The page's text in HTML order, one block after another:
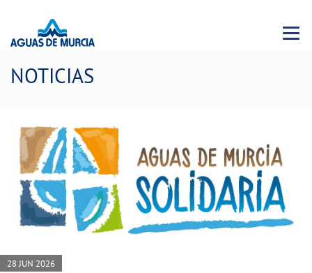
Menu
NOTICIAS
28 JUN 2026